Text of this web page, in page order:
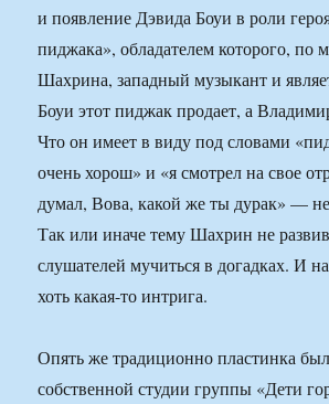
и появление Дэвида Боуи в роли
пиджака», обладателем которого, по
Шахрина, западный музыкант и
Боуи этот пиджак продает, а
Что он имеет в виду под словами
очень хорош» и «я смотрел на свое
думал, Вова, какой же ты дурак» —
Так или иначе тему Шахрин не
слушателей мучиться в догадках. И
хоть какая-то интрига.
Опять же традиционно пластинка
собственной студии группы «Дети